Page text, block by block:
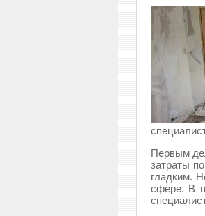
Первым
затраты
гладким.
сфере. В